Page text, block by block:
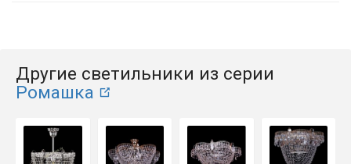
Другие светильники из серии
Ромашка